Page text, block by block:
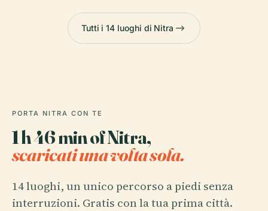
Tutti i 14 luoghi di Nitra
PORTA NITRA CON TE
1 h 46 min of Nitra,
scaricati una volta sola.
14 luoghi, un unico percorso a piedi senza
interruzioni. Gratis con la tua prima città.